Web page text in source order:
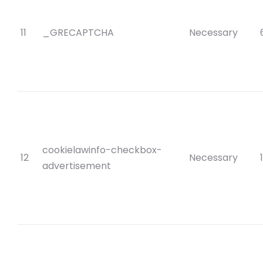
11 _GRECAPTCHA Necessary
12
cookielawinfo-checkbox-
advertisement
Necessary